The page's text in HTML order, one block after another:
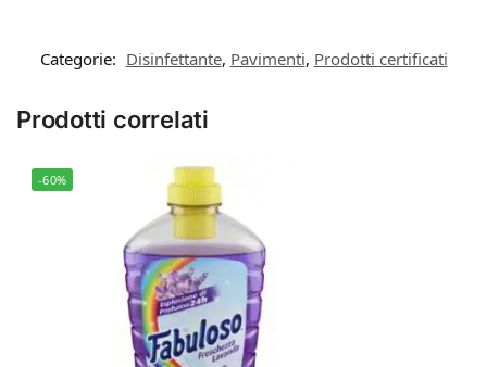
Categorie: Disinfettante, Pavimenti, Prodotti certificati
Prodotti correlati
-60%